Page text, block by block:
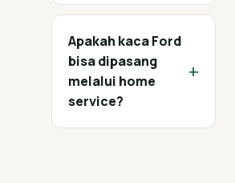
Apakah kaca Ford
bisa dipasang
melalui home
service?
+